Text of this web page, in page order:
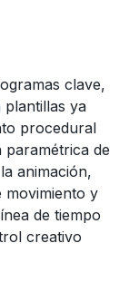
clave,
plantillas ya
procedural
paramétrica de
animación,
movimiento y
de tiempo
creativo